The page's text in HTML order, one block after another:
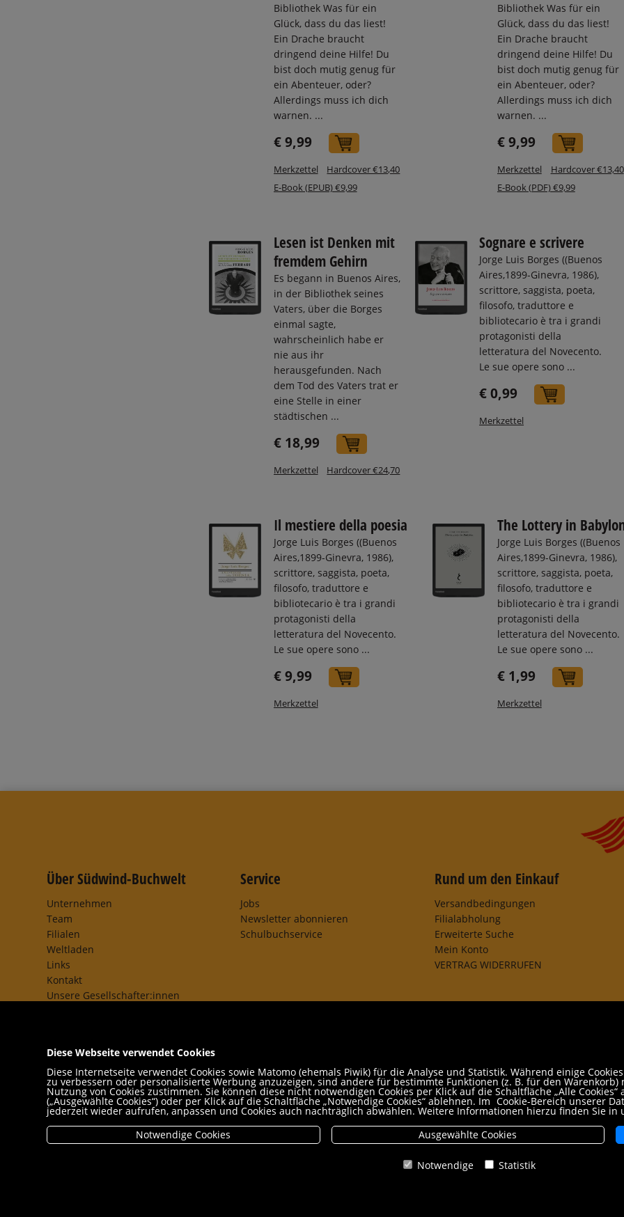
Bibliothek Was für ein
Glück, dass du das liest!
Ein Drache braucht
dringend deine Hilfe! Du
bist doch mutig genug für
ein Abenteuer, oder?
Allerdings muss ich dich
warnen. ...
€ 9,99
Merkzettel
Hardcover €13,40
E-Book (EPUB) €9,99
Bibliothek Was für ein
Glück, dass du das liest!
Ein Drache braucht
dringend deine Hilfe! Du
bist doch mutig genug für
ein Abenteuer, oder?
Allerdings muss ich dich
warnen. ...
€ 9,99
Merkzettel
Hardcover €13,40
E-Book (PDF) €9,99
Lesen ist Denken mit
fremdem Gehirn
Es begann in Buenos Aires,
in der Bibliothek seines
Vaters, über die Borges
einmal sagte,
wahrscheinlich habe er
nie aus ihr
herausgefunden. Nach
dem Tod des Vaters trat er
eine Stelle in einer
städtischen ...
€ 18,99
Merkzettel Hardcover €24,70
Sognare e scrivere
Jorge Luis Borges ((Buenos
Aires,1899-Ginevra, 1986),
scrittore, saggista, poeta,
filosofo, traduttore e
bibliotecario è tra i grandi
protagonisti della
letteratura del Novecento.
Le sue opere sono ...
€ 0,99
Merkzettel
Il mestiere della poesia
Jorge Luis Borges ((Buenos
Aires,1899-Ginevra, 1986),
scrittore, saggista, poeta,
filosofo, traduttore e
bibliotecario è tra i grandi
protagonisti della
letteratura del Novecento.
Le sue opere sono ...
€ 9,99
Merkzettel
The Lottery in
Jorge Luis Borges ((Buenos
Aires,1899-Ginevra, 1986),
scrittore, saggista, poeta,
filosofo, traduttore e
bibliotecario è tra i grandi
protagonisti della
letteratura del Novecento.
Le sue opere sono ...
€ 1,99
Merkzettel
Über Südwind-Buchwelt
Unternehmen
Team
Filialen
Weltladen
Links
Kontakt
Unsere Gesellschafter:innen
Freund:innen
Service
Jobs
Newsletter abonnieren
Schulbuchservice
Rund um den Einkauf
Versandbedingungen
Filialabholung
Erweiterte Suche
Mein Konto
VERTRAG WIDERRUFEN
Diese Webseite verwendet Cookies
Diese Internetseite verwendet Cookies sowie Matomo (ehemals Piwik) für die Analyse und Statistik. Während einige
zu verbessern oder personalisierte Werbung anzuzeigen, sind andere für bestimmte Funktionen (z. B. für den
Nutzung von Cookies zustimmen. Sie können diese nicht notwendigen Cookies per Klick auf die Schaltfläche „Alle
(„Ausgewählte Cookies“) oder per Klick auf die Schaltfläche „Notwendige Cookies“ ablehnen. Im Cookie-Bereich unserer
jederzeit wieder aufrufen, anpassen und Cookies auch nachträglich abwählen. Weitere Informationen hierzu finden Sie in
Notwendige Cookies
Ausgewählte Cookies
Notwendige Statistik